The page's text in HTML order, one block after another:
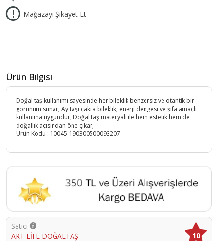
Mağazayı Şikayet Et
Ürün Bilgisi
Doğal taş kullanımı sayesinde her bileklik benzersiz ve otantik bir
görünüm sunar; Ay taşı çakra bileklik, enerji dengesi ve şifa amaçlı
kullanıma uygundur; Doğal taş materyali ile hem estetik hem de
doğallık açısından öne çıkar;
Ürün Kodu : 10045-190300500093207
Satıcı
ART LİFE DOĞALTAŞ
10